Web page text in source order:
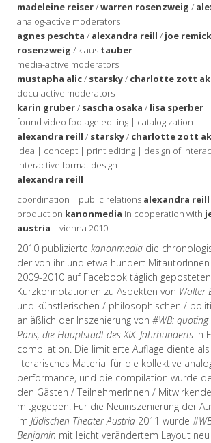
madeleine reiser/warren rosenzweig /
analog-active moderators
agnes peschta / alexandra reill / joe remick
rosenzweig / klaus tauber
media-active moderators
mustapha alic/ starsky/ charlotte zott
docu-active moderators
karin gruber/ sascha osaka / lisa sperber
found video footage editing | catalogization
alexandra reill / starsky/ charlotte zott
idea | concept | print editing | design of
interactive format design
alexandra reill
coordination | public relations alexandra reill
production kanonmedia in cooperation with
austria | vienna 2010
2010 publizierte kanonmedia die
der von ihr und etwa hundert MitautorInnen
2009-2010 auf Facebook täglich geposteten
Kurzkonnotationen zu Aspekten von Walter
und künstlerischen / philosophischen /
anläßlich der Inszenierung von #WB:
Paris, die Hauptstadt des XIX. Jahrhunderts in
compilation. Die limitierte Auflage diente
literarisches Material für die kollektive
performance, und die compilation wurde
den Gästen / TeilnehmerInnen /
mitgegeben. Für die Neuinszenierung der
im Jüdischen Theater Austria 2011 wurde
Benjamin mit leicht verändertem Layout